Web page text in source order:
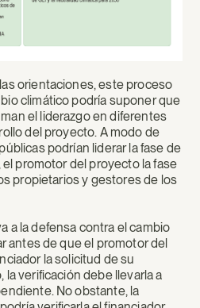
orientaciones, este proceso
climático podría suponer que
el liderazgo en diferentes
del proyecto. A modo de
podrían liderar la fase de
promotor del proyecto la fase
propietarios y gestores de los
a la defensa contra el cambio
antes de que el promotor del
la solicitud de su
la verificación debe llevarla a
No obstante, la